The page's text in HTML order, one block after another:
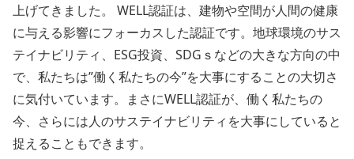
上げてきました。 WELL認証は、建物や空間が人間の健康
に与える影響にフォーカスした認証です。地球環境のサス
テイナビリティ、ESG投資、SDGｓなどの大きな方向の中
で、私たちは”働く私たちの今”を大事にすることの大切さ
に気付いています。まさにWELL認証が、働く私たちの
今、さらには人のサステイナビリティを大事にしていると
捉えることもできます。